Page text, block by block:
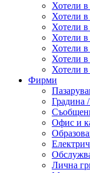
Хотели
Хотели
Хотели
Хотели
Хотели
Хотели
Хотели
Фирми
Градина
Офис и
Лична